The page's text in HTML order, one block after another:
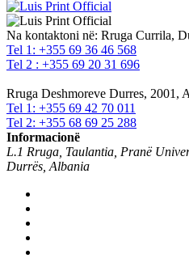
Na kontaktoni në: Rruga Currila,
Tel 1: +355 69 36 46 568
Tel 2 : +355 69 20 31 696
Rruga Deshmoreve Durres, 2001,
Tel 1: +355 69 42 70 011
Tel 2: +355 68 69 25 288
Informacionë
L.1 Rruga, Taulantia, Pranë
Durrës, Albania